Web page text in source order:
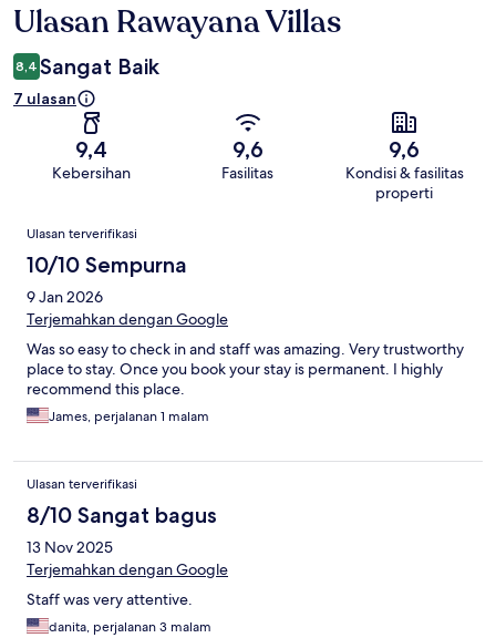
Ulasan
Ulasan Rawayana Villas
8,4 Sangat Baik
7 ulasan
9,4
Kebersihan
9,6
Fasilitas
9,6
Kondisi & fasilitas
properti
Ulasan
Ulasan terverifikasi
10/10 Sempurna
9 Jan 2026
Terjemahkan dengan Google
Was so easy to check in and staff was amazing. Very trustworthy
place to stay. Once you book your stay is permanent. I highly
recommend this place.
James, perjalanan 1 malam
Ulasan terverifikasi
8/10 Sangat bagus
13 Nov 2025
Terjemahkan dengan Google
Staff was very attentive.
danita, perjalanan 3 malam